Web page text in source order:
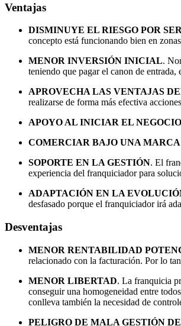
Ventajas
DISMINUYE EL RIESGO POR
concepto está funcionando bien en
MENOR INVERSIÓN INICIAL.
teniendo que pagar el canon de
APROVECHA LAS VENTAJAS
realizarse de forma más efectiva
APOYO AL INICIAR EL NEGOCIO
COMERCIAR BAJO UNA
SOPORTE EN LA GESTIÓN. El
experiencia del franquiciador para
ADAPTACIÓN EN LA
desfasado porque el franquiciador irá
Desventajas
MENOR RENTABILIDAD
relacionado con la facturación. Por lo
MENOR LIBERTAD. La franquicia
conseguir una homogeneidad entre
conlleva también la necesidad de
PELIGRO DE MALA GESTIÓN